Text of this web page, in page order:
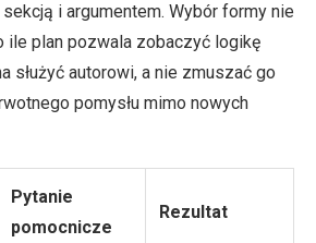
i argumentem. Wybór formy nie
ile plan pozwala zobaczyć logikę
służyć autorowi, a nie zmuszać go
pomysłu mimo nowych
Pytanie
pomocnicze
Rezultat